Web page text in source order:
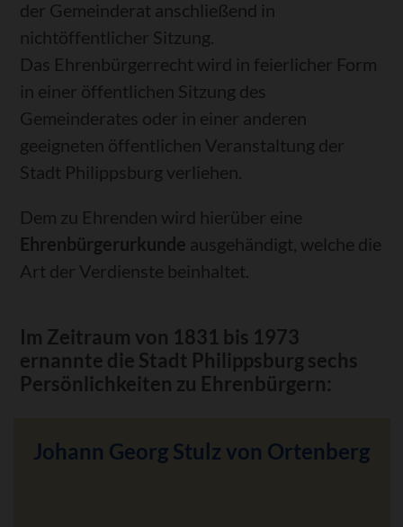
der Gemeinderat anschließend in
nichtöffentlicher Sitzung.
Das Ehrenbürgerrecht wird in feierlicher Form
in einer öffentlichen Sitzung des
Gemeinderates oder in einer anderen
geeigneten öffentlichen Veranstaltung der
Stadt Philippsburg verliehen.
Dem zu Ehrenden wird hierüber eine
Ehrenbürgerurkunde ausgehändigt, welche die
Art der Verdienste beinhaltet.
Im Zeitraum von 1831 bis 1973
ernannte die Stadt Philippsburg sechs
Persönlichkeiten zu Ehrenbürgern:
Johann Georg Stulz von Ortenberg